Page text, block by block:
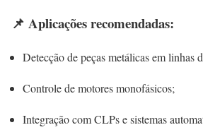
📌 Aplicações recomendadas:
Detecção de peças metálicas em linhas
Controle de motores monofásicos;
Integração com CLPs e sistemas